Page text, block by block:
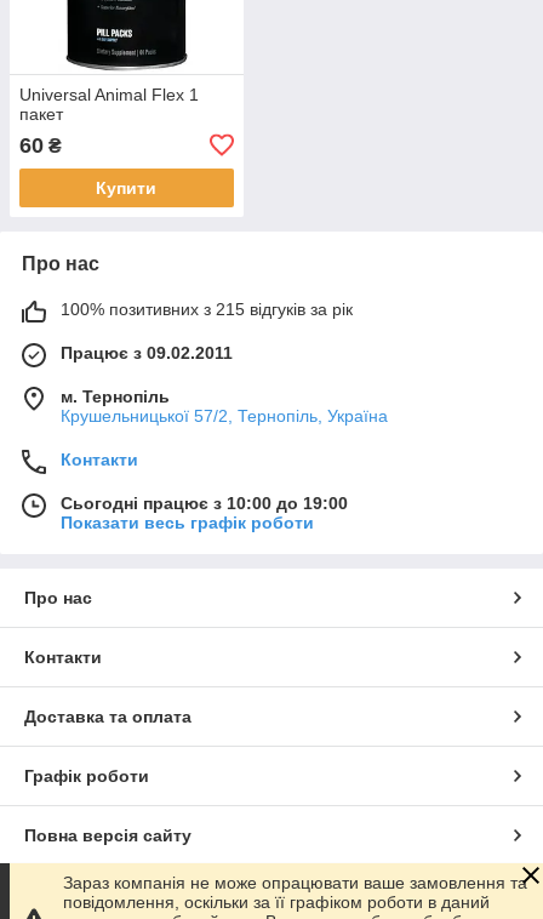
Universal Animal Flex 1
пакет
60 ₴
Купити
Про нас
100% позитивних з 215 відгуків за рік
Працює з 09.02.2011
м. Тернопіль
Крушельницької 57/2, Тернопіль, Україна
Контакти
Сьогодні працює з 10:00 до 19:00
Показати весь графік роботи
Про нас
Контакти
Доставка та оплата
Графік роботи
Повна версія сайту
Сайт створено на маркетплейсіProm.ua
Зараз компанія не може опрацювати ваше замовлення та
повідомлення, оскільки за її графіком роботи в даний